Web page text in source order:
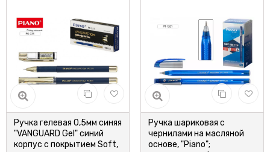
Ручка гелевая 0,5мм синяя
"VANGUARD Gel" синий
корпус с покрытием Soft,
Ручка шариковая с
чернилами на масляной
основе, "Piano";